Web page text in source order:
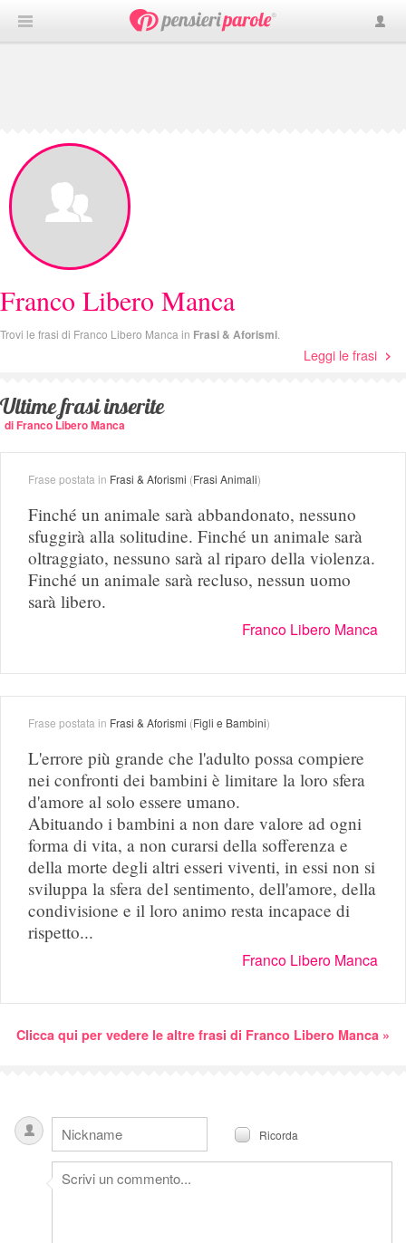
Franco Libero Manca
Trovi le frasi di Franco Libero Manca in Frasi & Aforismi
Leggi le frasi
Ultime frasi inserite
di Franco Libero Manca
Frase postata in Frasi & Aforismi (Frasi Animali)
Finché un animale sarà abbandonato, nessuno
sfuggirà alla solitudine. Finché un animale sarà
oltraggiato, nessuno sarà al riparo della violenza.
Finché un animale sarà recluso, nessun uomo
sarà libero.
Franco Libero Manca
Frase postata in Frasi & Aforismi (Figli e Bambini)
L'errore più grande che l'adulto possa compiere
nei confronti dei bambini è limitare la loro sfera
d'amore al solo essere umano.
Abituando i bambini a non dare valore ad ogni
forma di vita, a non curarsi della sofferenza e
della morte degli altri esseri viventi, in essi non si
sviluppa la sfera del sentimento, dell'amore, della
condivisione e il loro animo resta incapace di
rispetto...
Franco Libero Manca
Clicca qui per vedere le altre frasi di Franco Libero Manca »
Ricorda